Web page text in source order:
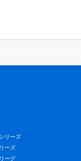
リーズ
ーズ
ーグ